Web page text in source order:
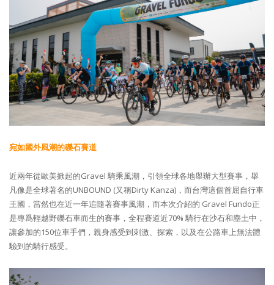
宛如國外風潮的礫石賽道
近兩年從歐美掀起的Gravel 騎乘風潮，引領全球各地舉辦大型賽事，舉
凡像是全球著名的UNBOUND (又稱Dirty Kanza)，而台灣這個首屈自行車
王國，當然也在近一年追隨著賽事風潮，而本次介紹的 Gravel Fundo正
是專爲輕越野礫石車而生的賽事，全程賽道近70% 騎行在沙石和塵土中，
讓參加的150位車手們，親身感受到刺激、探索，以及在公路車上無法體
驗到的騎行感受。